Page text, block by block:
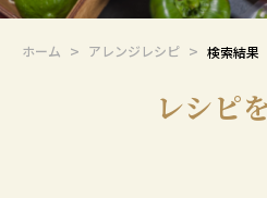
ホーム アレンジレシピ 検索結果
レシピ